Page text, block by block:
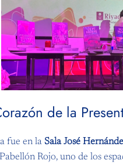
de la
fue en la Sala José
Rojo, uno de los